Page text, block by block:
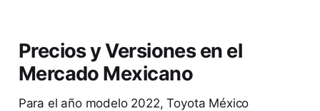
Precios y Versiones en el
Mercado Mexicano
Para el año modelo 2022, Toyota México